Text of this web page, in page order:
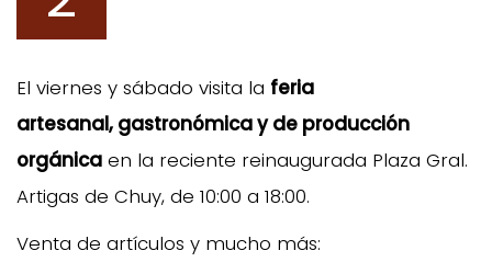
El viernes y sábado visita la feria
artesanal, gastronómica y de producción
orgánica en la reciente reinaugurada Plaza Gral.
Artigas de Chuy, de 10:00 a 18:00.
Venta de artículos y mucho más: